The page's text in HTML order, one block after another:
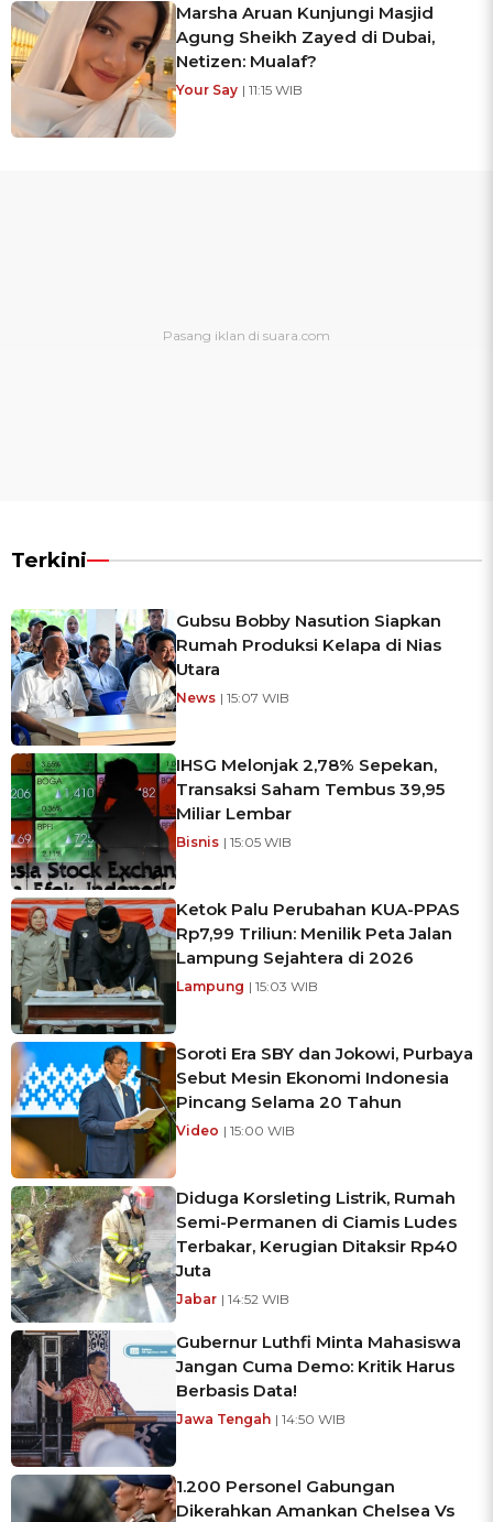
Marsha Aruan Kunjungi Masjid
Agung Sheikh Zayed di Dubai,
Netizen: Mualaf?
Your Say | 11:15 WIB
Terkini
Gubsu Bobby Nasution Siapkan
Rumah Produksi Kelapa di Nias
Utara
News | 15:07 WIB
IHSG Melonjak 2,78% Sepekan,
Transaksi Saham Tembus 39,95
Miliar Lembar
Bisnis | 15:05 WIB
Ketok Palu Perubahan KUA-PPAS
Rp7,99 Triliun: Menilik Peta Jalan
Lampung Sejahtera di 2026
Lampung | 15:03 WIB
Soroti Era SBY dan Jokowi, Purbaya
Sebut Mesin Ekonomi Indonesia
Pincang Selama 20 Tahun
Video | 15:00 WIB
Diduga Korsleting Listrik, Rumah
Semi-Permanen di Ciamis Ludes
Terbakar, Kerugian Ditaksir Rp40
Juta
Jabar | 14:52 WIB
Gubernur Luthfi Minta Mahasiswa
Jangan Cuma Demo: Kritik Harus
Berbasis Data!
Jawa Tengah | 14:50 WIB
1.200 Personel Gabungan
Dikerahkan Amankan Chelsea Vs